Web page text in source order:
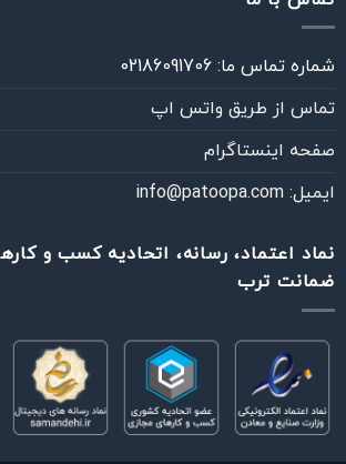
شماره تماس ما: 02186091706
تماس از طريق واتس اپ
صفحه اینستاگرام
ایمیل: info@patoopa.com
نماد اعتماد، رسانه، اتحادیه کسب و
ضمانت ترب
چطوری می‌تونم کمکت کنم؟
پیام‌رسان دلخواهت رو انتخاب کن
خودت انجام بده
فقط آموزش‌ها و راهنماهای DIY
آموزش نصب پارکت لمینت روی سرامیک، سنگ و